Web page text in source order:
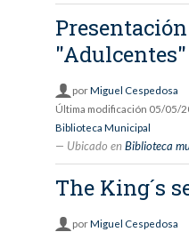
"Adulcentes"
porMiguel Cespedosa
Última modificación 05/05/
Biblioteca Municipal
Ubicado en Biblioteca
The King´s
porMiguel Cespedosa